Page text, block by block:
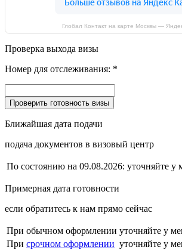
Глобал Контакт на карте Москвы —
Проверка выхода визы
Номер для отслеживания: *
Ближайшая дата подачи
подача документов в визовый центр
По состоянию на 09.08.2026: уточняйте у
Примерная дата готовности
если обратитесь к нам прямо сейчас
При обычном оформлении уточняйте у
При срочном оформлении уточняйте у